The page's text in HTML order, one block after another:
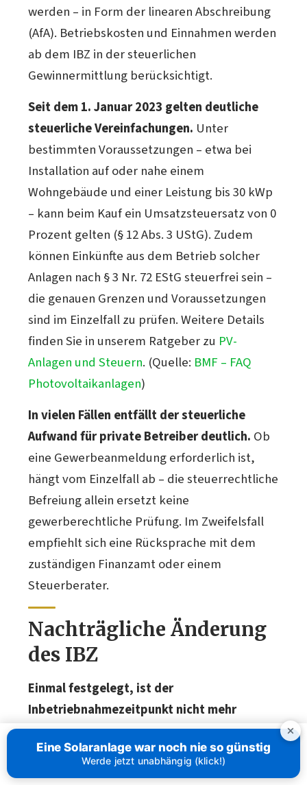
werden – in Form der linearen Abschreibung
(AfA). Betriebskosten und Einnahmen werden
ab dem IBZ in der steuerlichen
Gewinnermittlung berücksichtigt.
Seit dem 1. Januar 2023 gelten deutliche
steuerliche Vereinfachungen. Unter
bestimmten Voraussetzungen – etwa bei
Installation auf oder nahe einem
Wohngebäude und einer Leistung bis 30 kWp
– kann beim Kauf ein Umsatzsteuersatz von 0
Prozent gelten (§ 12 Abs. 3 UStG). Zudem
können Einkünfte aus dem Betrieb solcher
Anlagen nach § 3 Nr. 72 EStG steuerfrei sein –
die genauen Grenzen und Voraussetzungen
sind im Einzelfall zu prüfen. Weitere Details
finden Sie in unserem Ratgeber zu PV-
Anlagen und Steuern. (Quelle: BMF – FAQ
Photovoltaikanlagen)
In vielen Fällen entfällt der steuerliche
Aufwand für private Betreiber deutlich. Ob
eine Gewerbeanmeldung erforderlich ist,
hängt vom Einzelfall ab – die steuerrechtliche
Befreiung allein ersetzt keine
gewerberechtliche Prüfung. Im Zweifelsfall
empfiehlt sich eine Rücksprache mit dem
zuständigen Finanzamt oder einem
Steuerberater.
Nachträgliche Änderung
des IBZ
Einmal festgelegt, ist der
Inbetriebnahmezeitpunkt nicht mehr
änderbar.Das gilt auch dann, wenn nach der
Erstinbetriebnahme einzelne Module
Eine Solaranlage war noch nie so günstig
Werde jetzt unabhängig (klick!)